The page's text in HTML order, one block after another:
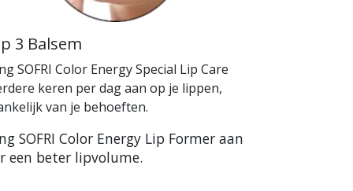
3 Balsem
SOFRI Color Energy Special Lip Care
keren per dag aan op je lippen,
van je behoeften.
SOFRI Color Energy Lip Former aan
een beter lipvolume.